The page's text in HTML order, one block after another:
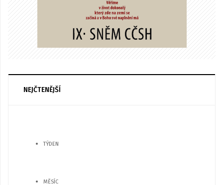
NEJČTENĚJŠÍ
TÝDEN
MĚSÍC